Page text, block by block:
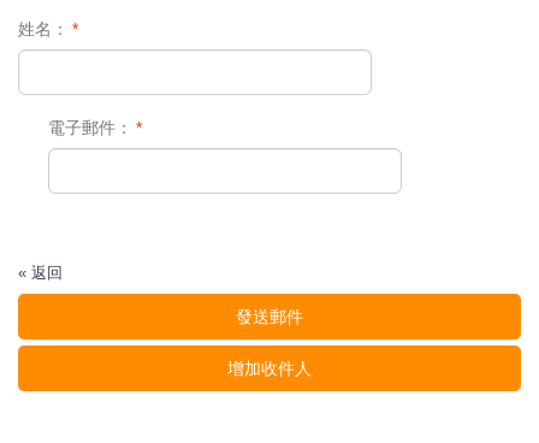
*
姓名：
*
電子郵件：
« 返回
發送郵件
增加收件人